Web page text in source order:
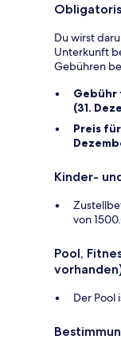
Du wirst
Unterkunft
Gebühren
Gebühr
(31.
Preis
Kinder-
von
Pool,
Der